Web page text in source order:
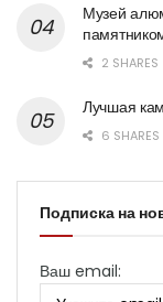
Музей
2 SHARES
Лучшая
6 SHARES
Подписка на
Ваш email: